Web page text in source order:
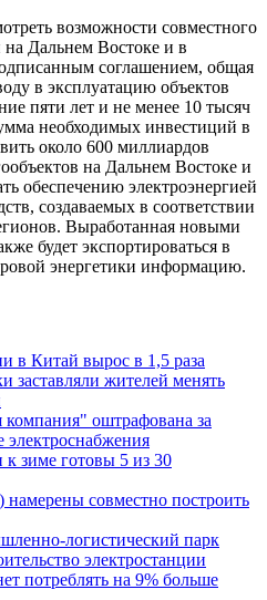
возможности совместного
Дальнем Востоке и в
соглашением, общая
в эксплуатацию объектов
пяти лет и не менее 10 тысяч
необходимых инвестиций в
около 600 миллиардов
на Дальнем Востоке и
обеспечению электроэнергией
создаваемых в соответствии
Выработанная новыми
будет экспортироваться в
энергетики информацию.
в Китай вырос в 1,5 раза
заставляли жителей менять
компания" оштрафована за
электроснабжения
зиме готовы 5 из 30
совместно построить
логистический парк
электростанции
потреблять на 9% больше